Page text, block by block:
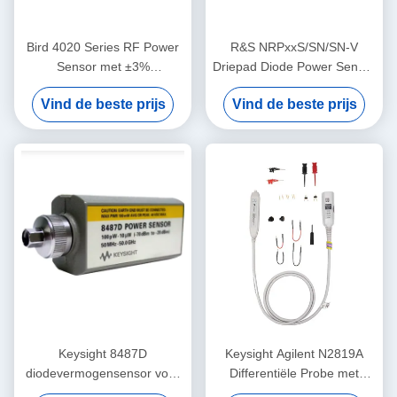
Bird 4020 Series RF Power
Sensor met ±3%
nauwkeurigheid en NIST-
traceerbare kalibratie voor
100 kHz tot 3 GHz
toepassingen
Vind de beste prijs
R&S NRPxxS/SN/SN-V
Driepad Diode Power Sensor
met USB en LAN Control
voor 50 MHz tot 50 GHz
Vind de beste prijs
Keysight 8487D
diodevermogensensor voor
50 MHz tot 50 GHz
Keysight Agilent N2819A
Differentiële Probe met
AutoProbe 800 MHz 10:1